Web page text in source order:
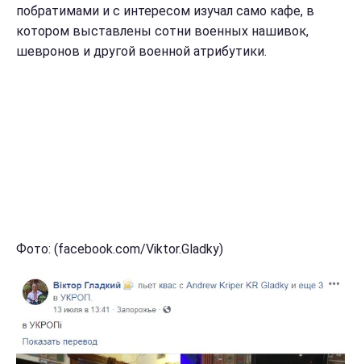
побратимами и с интересом изучал само кафе, в
котором выставлены сотни военных нашивок,
шевронов и другой военной атрибутики.
Фото: (facebook.com/Viktor.Gladky)